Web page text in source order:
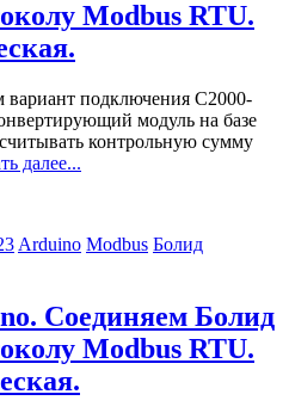
Modbus RTU.
вариант подключения С2000-
модуль на базе
контрольную сумму
далее...
Arduino Modbus Болид
Соединяем Болид
Modbus RTU.